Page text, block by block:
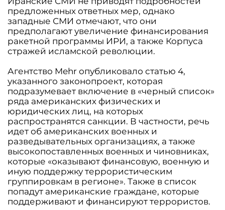
предложенных ответных мер, однако
западные СМИ отмечают, что они
предполагают увеличение финансирования
ракетной программы ИРИ, а также Корпуса
стражей исламской революции.
Агентство Mehr опубликовало статью 4,
указанного законопроект, которая
подразумевает включение в «черный список»
ряда американских физических и
юридических лиц, на которых
распространятся санкции. В частности, речь
идет об американских военных и
разведывательных организациях, а также
высокопоставленных военных и чиновниках,
которые «оказывают финансовую, военную и
иную поддержку террористическим
группировкам в регионе». Также в список
попадут американские граждане, которые
поддерживают и финансируют террористов.